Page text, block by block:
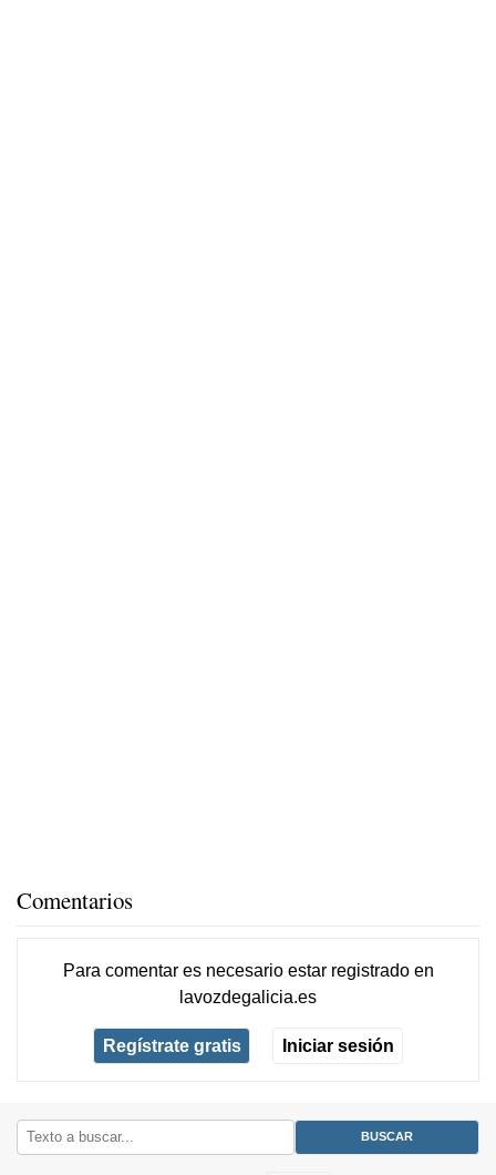
Comentarios
Para comentar es necesario estar registradoen
lavozdegalicia.es
Regístrate gratis Iniciar sesión